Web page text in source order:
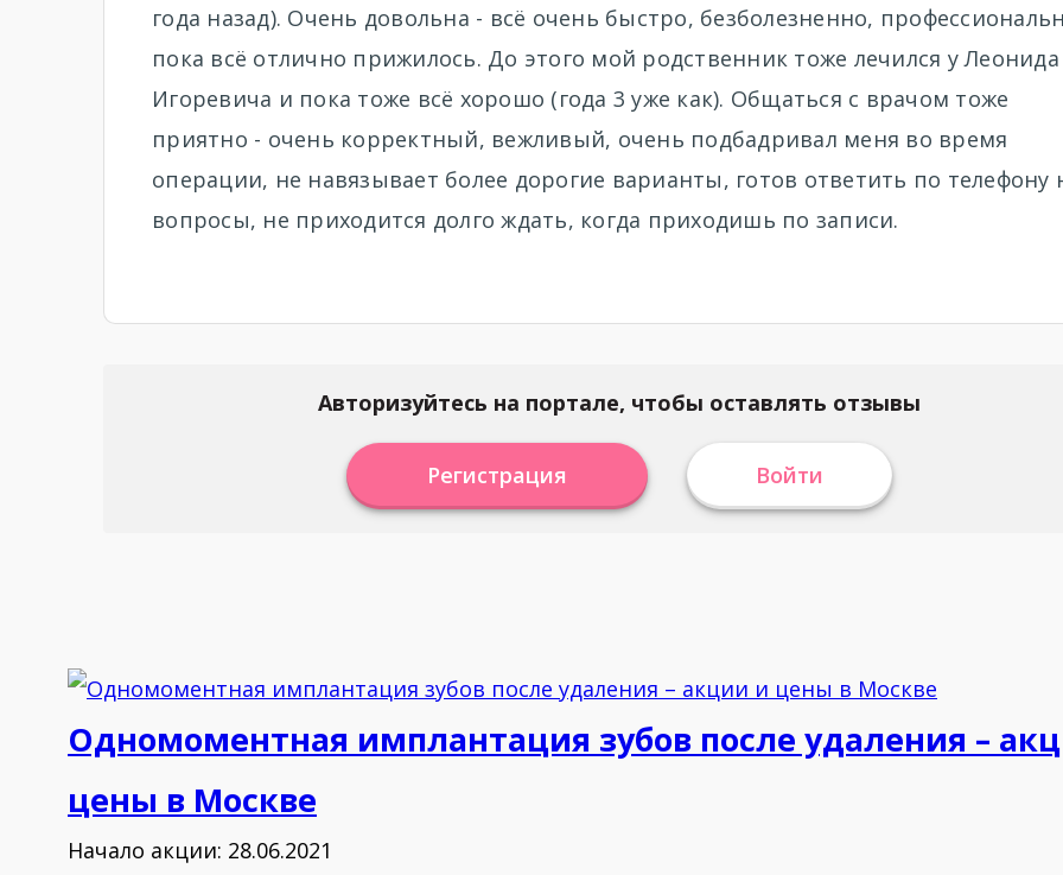
года назад). Очень довольна - всё очень быстро, безболезненно,
пока всё отлично прижилось. До этого мой родственник тоже лечился у Леонида
Игоревича и пока тоже всё хорошо (года 3 уже как). Общаться с врачом тоже
приятно - очень корректный, вежливый, очень подбадривал меня во время
операции, не навязывает более дорогие варианты, готов ответить по телефону
вопросы, не приходится долго ждать, когда приходишь по записи.
Авторизуйтесь на портале, чтобы оставлять отзывы
Регистрация Войти
Одномоментная имплантация зубов после удаления –
цены в Москве
Начало акции: 28.06.2021